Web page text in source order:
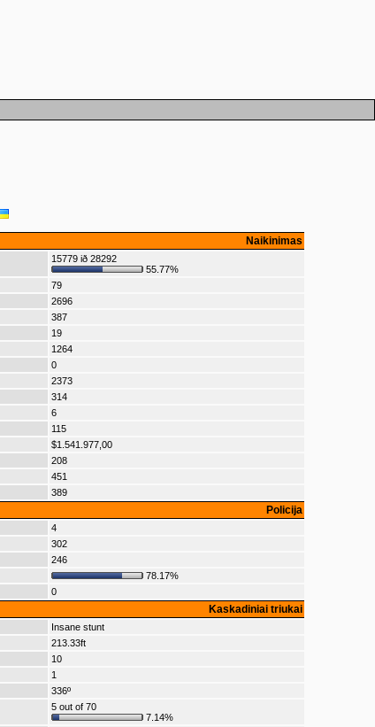
Naikinimas
15779 ið 28292
55.77%
79
2696
387
19
1264
0
2373
314
6
115
$1.541.977,00
208
451
389
Policija
4
302
246
78.17%
0
Kaskadiniai triukai
Insane stunt
213.33ft
10
1
336º
5 out of 70
7.14%